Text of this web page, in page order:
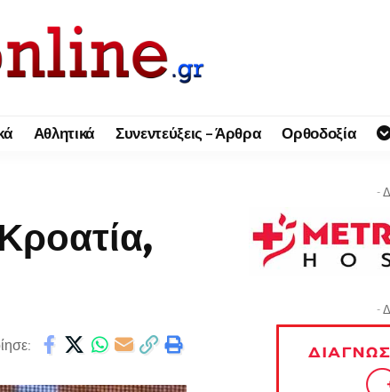
Αθλητικά Συνεντεύξεις – Άρθρα Ορθοδοξία
-
-